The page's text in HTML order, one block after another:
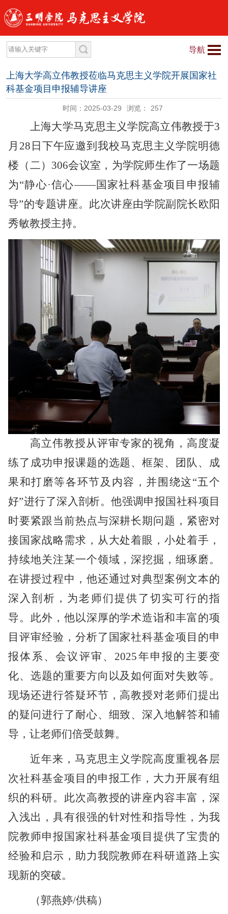
导航
上海大学高立伟教授莅临马克思主义学院开展国家社
科基金项目申报辅导讲座
时间：2025-03-29 浏览： 257
上海大学马克思主义学院高立伟教授于3
月28日下午应邀到我校马克思主义学院明德
楼 （二） 306会议室，为学院师生作了一场题
为“静心·信心——国家社科基金项目申报辅
导”的专题讲座。此次讲座由学院副院长欧阳
秀敏教授主持。
高立伟教授从评审专家的视角，高度凝
练了成功申报课题的选题、框架、团队、成
果和打磨等各环节及内容，并围绕这“五个
好”进行了深入剖析。他强调申报国社科项目
时要紧跟当前热点与深耕长期问题，紧密对
接国家战略需求，从大处着眼，小处着手，
持续地关注某一个领域，深挖掘，细琢磨。
在讲授过程中，他还通过对典型案例文本的
深入剖析，为老师们提供了切实可行的指
导。此外，他以深厚的学术造诣和丰富的项
目评审经验，分析了国家社科基金项目的申
报体系、会议评审、2025年申报的主要变
化、选题的重要方向以及如何面对失败等。
现场还进行答疑环节，高教授对老师们提出
的疑问进行了耐心、细致、深入地解答和辅
导，让老师们倍受鼓舞。
近年来，马克思主义学院高度重视各层
次社科基金项目的申报工作，大力开展有组
织的科研。此次高教授的讲座内容丰富，深
入浅出，具有很强的针对性和指导性，为我
院教师申报国家社科基金项目提供了宝贵的
经验和启示，助力我院教师在科研道路上实
现新的突破。
（郭燕婷/供稿）